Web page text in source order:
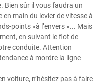
Bien sûr il vous faudra un
main du levier de vitesse à
points «à l’envers »... Mais
en suivant le flot de
conduite. Attention
à mordre la ligne
voiture, n’hésitez pas à faire